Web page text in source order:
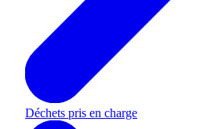
Déchets pris en charge